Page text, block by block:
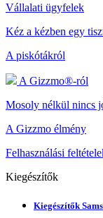
Vállalati ügyfelek
Kéz a kézben egy
A piskótákról
A Gizzmo®-ról
Mosoly nélkül nincs
A Gizzmo élmény
Felhasználási
Kiegészítők
Kiegészítők